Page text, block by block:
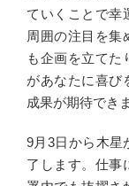
ていくことで幸
周囲の注目を集
も企画を立てた
があなたに喜び
成果が期待でき
9月3日から木星
了します。仕事